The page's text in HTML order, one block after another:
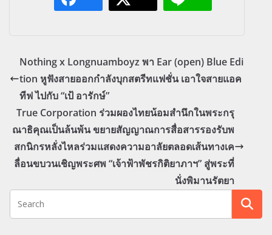
Nothing x Longnuamboyz พา Ear (open) Blue Edi
tion หูฟังสายออกกำลังบุกสตรีทแฟชั่น เอาใจสายแอค
ทีฟ ไปกับ “เป้ อารักษ์”
True Corporation ร่วมผองไทยน้อมสำนึกในพระกรุ
ณาธิคุณเป็นล้นพ้น ขยายสัญญาณการสื่อสารรองรับพ
สกนิกรหลั่งไหลร่วมแสดงความอาลัยตลอดเส้นทางเค
ลื่อนขบวนเชิญพระศพ “เจ้าฟ้าพัชรกิติยาภาฯ” สู่พระที่
นั่งพิมานรัตยา